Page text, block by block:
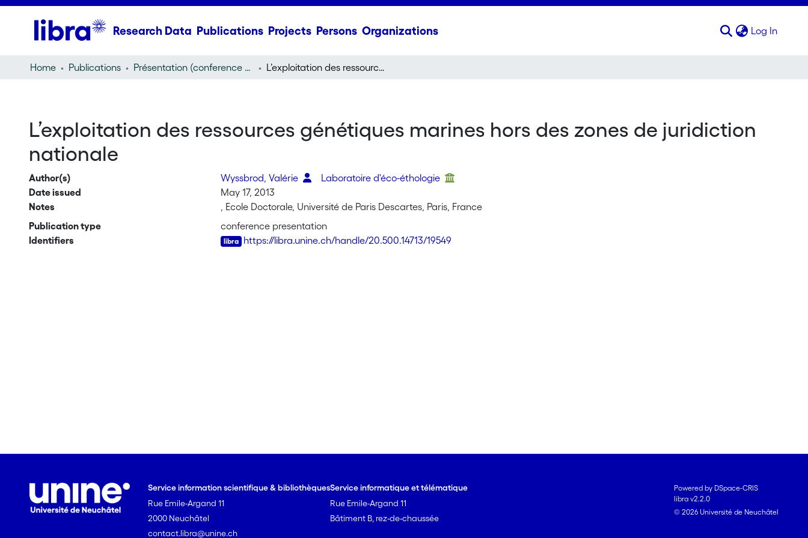
Research Data Publications Projects Persons Organizations Log In
Home Publications Présentation (conference presentation) L’exploitation des ressources génétiques marines hors des zones de juridiction nationale
L’exploitation des ressources génétiques marines hors des zones de juridiction
nationale
Author(s) Wyssbrod, Valérie
Laboratoire d'éco-éthologie
Date issued
May 17, 2013
Notes
, Ecole Doctorale, Université de Paris Descartes, Paris, France
Publication type
conference presentation
Identifiers
https://libra.unine.ch/handle/20.500.14713/19549
Service information scientifique & bibliothèques
Rue Emile-Argand 11
2000 Neuchâtel
contact.libra@unine.ch
Service informatique et télématique
Rue Emile-Argand 11
Bâtiment B, rez-de-chaussée
Powered by DSpace-CRIS
libra v2.2.0
© 2026 Université de Neuchâtel